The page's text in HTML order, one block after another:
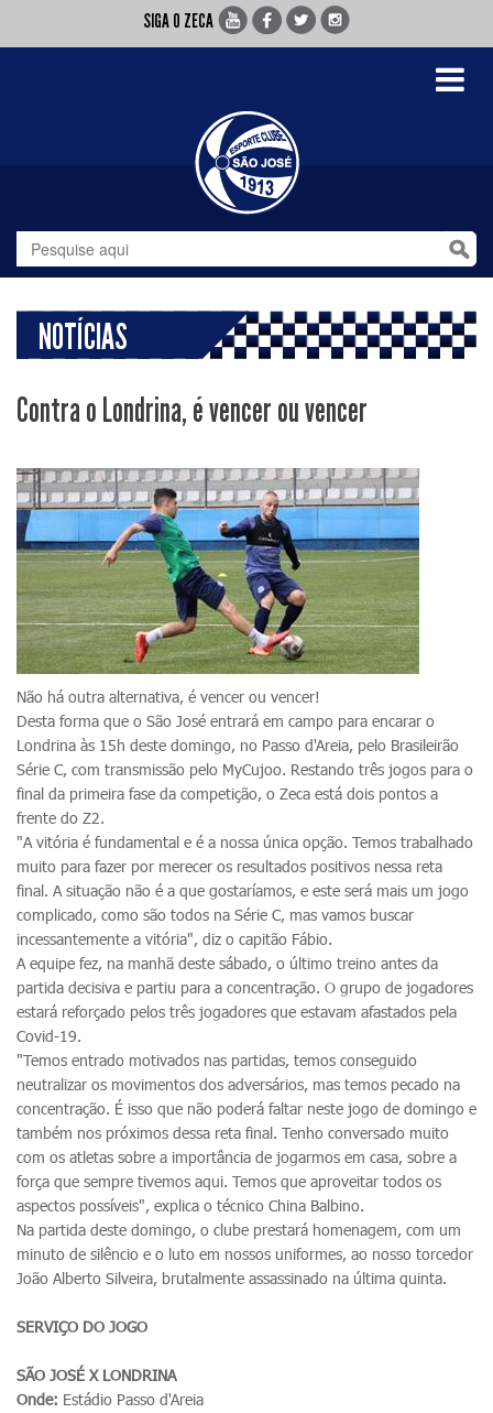
SIGA O ZECA
Toggle
NOTÍCIAS
Contra o Londrina, é vencer ou vencer
Não há outra alternativa, é vencer ou vencer!
Desta forma que o São José entrará em campo para encarar o
Londrina às 15h deste domingo, no Passo d'Areia, pelo Brasileirão
Série C, com transmissão pelo MyCujoo. Restando três jogos para o
final da primeira fase da competição, o Zeca está dois pontos a
frente do Z2.
"A vitória é fundamental e é a nossa única opção. Temos trabalhado
muito para fazer por merecer os resultados positivos nessa reta
final. A situação não é a que gostaríamos, e este será mais um jogo
complicado, como são todos na Série C, mas vamos buscar
incessantemente a vitória", diz o capitão Fábio.
A equipe fez, na manhã deste sábado, o último treino antes da
partida decisiva e partiu para a concentração. O grupo de jogadores
estará reforçado pelos três jogadores que estavam afastados pela
Covid-19.
"Temos entrado motivados nas partidas, temos conseguido
neutralizar os movimentos dos adversários, mas temos pecado na
concentração. É isso que não poderá faltar neste jogo de domingo e
também nos próximos dessa reta final. Tenho conversado muito
com os atletas sobre a importância de jogarmos em casa, sobre a
força que sempre tivemos aqui. Temos que aproveitar todos os
aspectos possíveis", explica o técnico China Balbino.
Na partida deste domingo, o clube prestará homenagem, com um
minuto de silêncio e o luto em nossos uniformes, ao nosso torcedor
João Alberto Silveira, brutalmente assassinado na última quinta.
SERVIÇO DO JOGO
SÃO JOSÉ X LONDRINA
Onde: Estádio Passo d'Areia